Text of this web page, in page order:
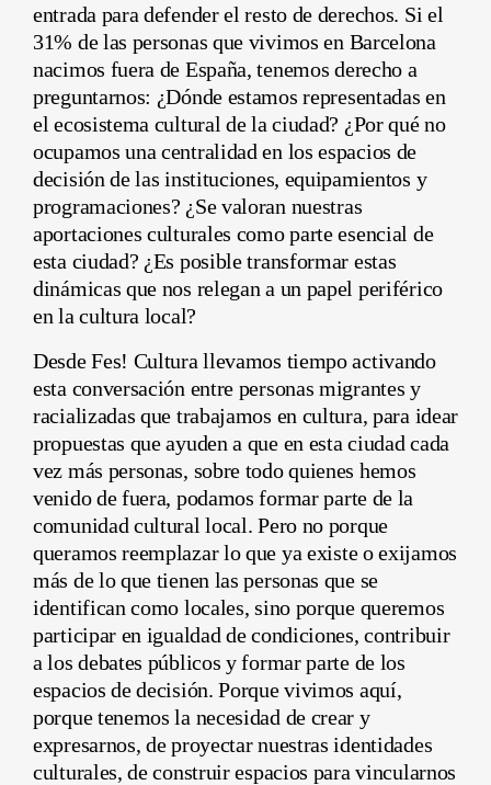
entrada para defender el resto de derechos. Si el
31% de las personas que vivimos en Barcelona
nacimos fuera de España, tenemos derecho a
preguntarnos: ¿Dónde estamos representadas en
el ecosistema cultural de la ciudad? ¿Por qué no
ocupamos una centralidad en los espacios de
decisión de las instituciones, equipamientos y
programaciones? ¿Se valoran nuestras
aportaciones culturales como parte esencial de
esta ciudad? ¿Es posible transformar estas
dinámicas que nos relegan a un papel periférico
en la cultura local?
Desde Fes! Cultura llevamos tiempo activando
esta conversación entre personas migrantes y
racializadas que trabajamos en cultura, para idear
propuestas que ayuden a que en esta ciudad cada
vez más personas, sobre todo quienes hemos
venido de fuera, podamos formar parte de la
comunidad cultural local. Pero no porque
queramos reemplazar lo que ya existe o exijamos
más de lo que tienen las personas que se
identifican como locales, sino porque queremos
participar en igualdad de condiciones, contribuir
a los debates públicos y formar parte de los
espacios de decisión. Porque vivimos aquí,
porque tenemos la necesidad de crear y
expresarnos, de proyectar nuestras identidades
culturales, de construir espacios para vincularnos